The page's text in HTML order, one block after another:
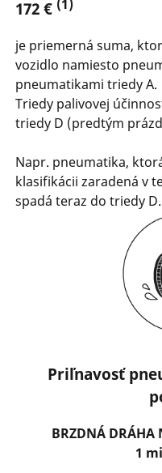
172 € (1)
je priemerná suma,
vozidlo namiesto
pneumatikami triedy A.
Triedy palivovej
triedy D (predtým
Napr. pneumatika,
klasifikácii zaradená v
spadá teraz do triedy D.
Priľnavosť
BRZDNÁ DRÁHA
1